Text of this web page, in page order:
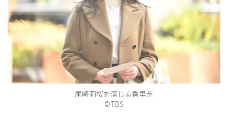
切
尾崎莉桜を演じる香里奈
©TBS